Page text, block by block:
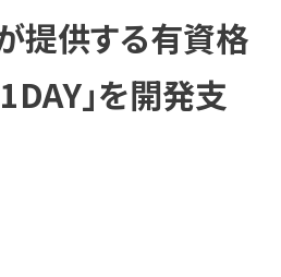
提供する有資格
」を開発支